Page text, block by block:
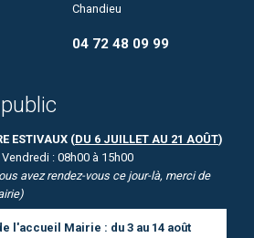
Chandieu
04 72 48 09 99
ESTIVAUX (DU 6 JUILLET AU 21 AOÛT)
: 08h00 à 15h00
avez rendez-vous ce jour-là, merci de
l'accueil Mairie : du 3 au 14 août